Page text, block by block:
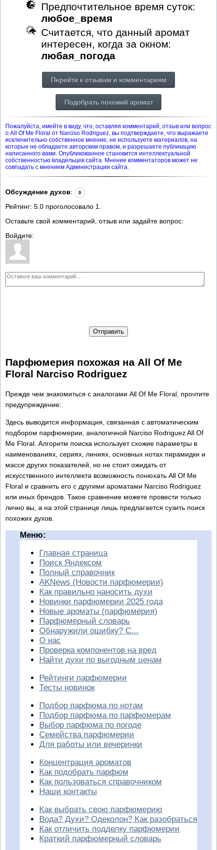
Предпочтительное время суток:
любое_время
Считается, что данный аромат
интересен, когда за окном:
любая_погода
Перейти к отзывам и комментариям
Подобрать похожий аромат
Пожалуйста, имейте в виду, что, оставляя комментарий, отзыв или вопрос
о All Of Me Floral от Narciso Rodriguez, вы подтверждаете, что выражаете
исключительно собственное мнение, не используете материалов, на
которые не обладаете авторским правом, и разрешаете публикацию
написанного вами. Опубликованное становится интеллектуальной
собственностью владельцев сайта. Мнение комментаторов может не
совпадать с мнением Администрации сайта.
Обсуждение духов: 0
Рейтинг: 5.0 проголосовало 1
Оставьте свой комментарий, отзыв или задайте вопрос:
Войдите:
Отправить
Парфюмерия похожая на All Of Me
Floral Narciso Rodriguez
Прежде чем знакомиться с аналогами All Of Me Floral, прочтите
предупреждение:
Здесь выводится информация, связанная с автоматическим
подбором парфюмерии, аналогичной Narciso Rodriguez All Of
Me Floral. Алгоритм поиска использует схожие параметры в
наименованиях, сериях, линиях, основных нотах пирамидки и
массе других показателей, но не стоит ожидать от
искусственного интеллекта возможность понюхать All Of Me
Floral и сравнить его с другими ароматами Narciso Rodriguez
или иных брендов. Такое сравнение можете провести только
лично вы, а на этой странице лишь предлагается сузить поиск
похожих духов.
Меню:
Главная страница
Поиск Яндексом
Полный справочник
AKNews (Новости парфюмерии)
Как правильно наносить духи
Новинки парфюмерии 2025 года
Новые ароматы (парфюмерия)
Парфюмерный словарь
Обнаружили ошибку? С...
О нас
Проверка компонентов на вред
Найти духи по выгодным ценам
Рейтинги парфюмерии
Тесты новинок
Подбор парфюма по нотам
Подбор парфюма по парфюмерам
Выбор парфюма по погоде
Семейства парфюмерии
Для работы или вечеринки
Концентрация ароматов
Как подобрать парфюм
Как пользоваться справочником
Наши контакты
Как выбрать свою парфюмерию
Вода? Духи? Одеколон? Как разобраться
Как отличить подделку парфюмерии
Краткий парфюмерный словарь